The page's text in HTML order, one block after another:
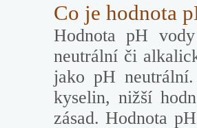
Co je hodnota
Hodnota pH
neutrální či
jako pH
kyselin, nižší
zásad.Hodnota